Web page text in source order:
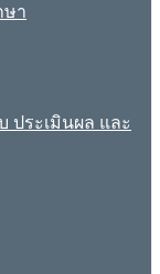
ษา
ประเมินผล และ